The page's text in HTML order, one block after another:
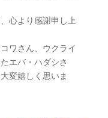
心より感謝申し上
ワさん、ウクライ
エバ・ハダシさ
変嬉しく思いま